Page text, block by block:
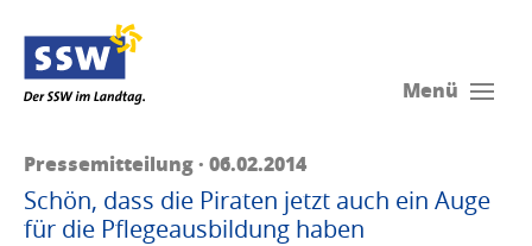
Menü
Pressemitteilung · 06.02.2014
Schön, dass die Piraten jetzt auch ein Auge
für die Pflegeausbildung haben